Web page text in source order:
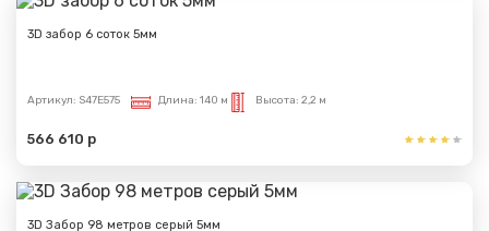
3D забор 6 соток 5мм
Артикул: S47E575 Длина: 140 м Высота: 2,2 м
566 610 р
3D Забор 98 метров серый 5мм